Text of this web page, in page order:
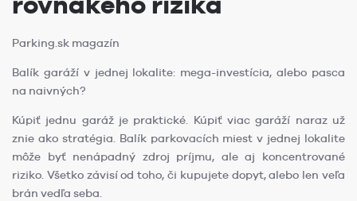
Parking.sk magazín
Balík garáží v jednej lokalite: mega-investícia, alebo pasca
na naivných?
Kúpiť jednu garáž je praktické. Kúpiť viac garáží naraz už
znie ako stratégia. Balík parkovacích miest v jednej lokalite
môže byť nenápadný zdroj príjmu, ale aj koncentrované
riziko. Všetko závisí od toho, či kupujete dopyt, alebo len veľa
brán vedľa seba.